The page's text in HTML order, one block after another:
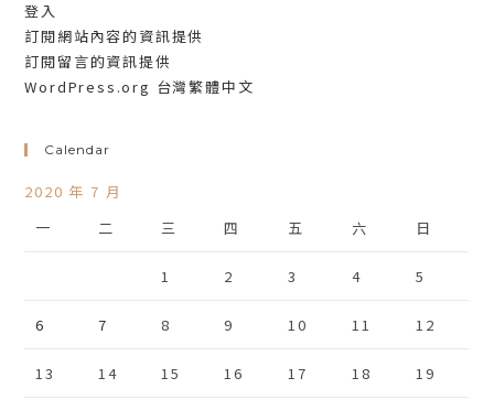
登入
訂閱網站內容的資訊提供
訂閱留言的資訊提供
WordPress.org 台灣繁體中文
Calendar
2020 年 7 月
一
二 三 四 五 六 日
1 2 3 4 5
6 7 8 9 10 11 12
13 14 15 16 17 18 19